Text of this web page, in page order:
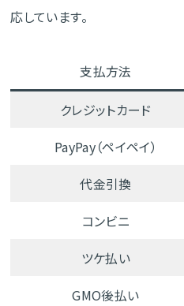
応しています。
支払方法
クレジットカード
PayPay（ペイペイ）
代金引換
コンビニ
ツケ払い
GMO後払い